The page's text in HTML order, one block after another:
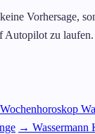
Vorhersage,
Autopilot zu laufen.
→ Wassermann